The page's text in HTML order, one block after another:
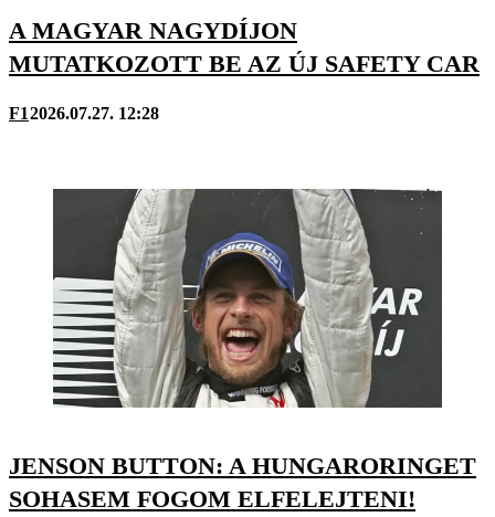
A MAGYAR NAGYDÍJON
MUTATKOZOTT BE AZ ÚJ SAFETY CAR
F12026.07.27. 12:28
JENSON BUTTON: A HUNGARORINGET
SOHASEM FOGOM ELFELEJTENI!